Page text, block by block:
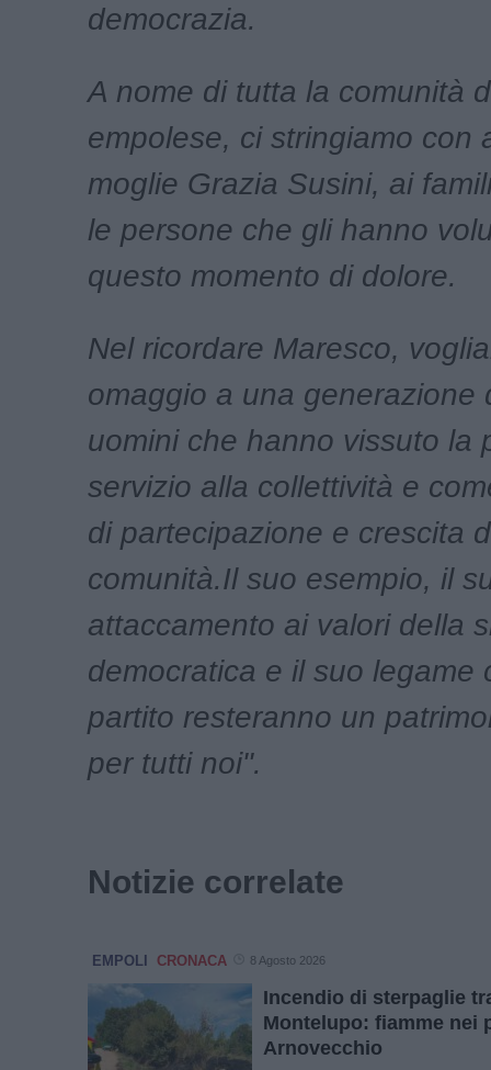
democrazia.
A nome di tutta la comunità
empolese, ci stringiamo con
moglie Grazia Susini, ai
le persone che gli hanno
questo momento di dolore.
Nel ricordare Maresco,
omaggio a una generazione
uomini che hanno vissuto la
servizio alla collettività e
di partecipazione e crescita
comunità.Il suo esempio, il
attaccamento ai valori della
democratica e il suo legame
partito resteranno un
per tutti noi".
Notizie correlate
EMPOLI CRONACA 8 Agosto 2026
Incendio di sterpaglie
Montelupo: fiamme nei
Arnovecchio